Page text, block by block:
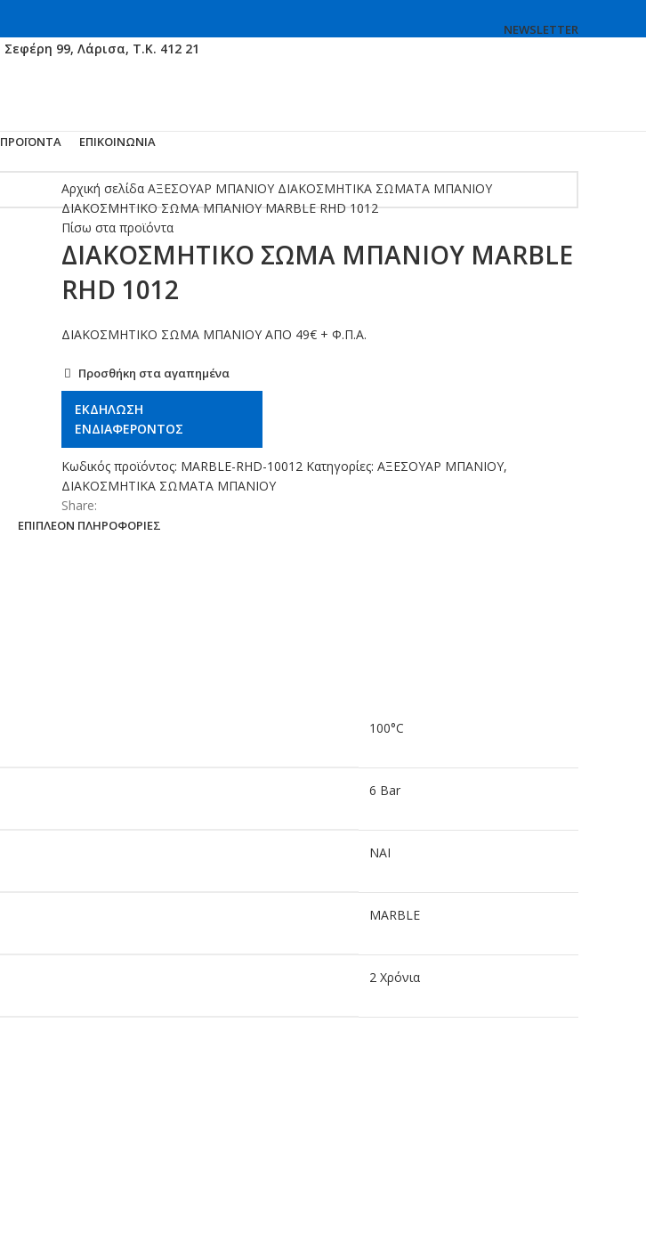
NEWSLETTER
Σεφέρη 99, Λάρισα, Τ.Κ. 412 21
ΠΡΟΪΟΝΤΑ ΕΠΙΚΟΙΝΩΝΙΑ
Αρχική σελίδα ΑΞΕΣΟΥΑΡ ΜΠΑΝΙΟΥ ΔΙΑΚΟΣΜΗΤΙΚΑ ΣΩΜΑΤΑ ΜΠΑΝΙΟΥ
ΔΙΑΚΟΣΜΗΤΙΚΟ ΣΩΜΑ ΜΠΑΝΙΟΥ MARBLE RHD 1012
Πίσω στα προϊόντα
ΔΙΑΚΟΣΜΗΤΙΚΟ ΣΩΜΑ ΜΠΑΝΙΟΥ MARBLE
RHD 1012
ΔΙΑΚΟΣΜΗΤΙΚΟ ΣΩΜΑ ΜΠΑΝΙΟΥ ΑΠΟ 49€ + Φ.Π.Α.
Προσθήκη στα αγαπημένα
ΕΚΔΗΛΩΣΗ
ΕΝΔΙΑΦΕΡΟΝΤΟΣ
Κωδικός προϊόντος: MARBLE-RHD-10012 Κατηγορίες: ΑΞΕΣΟΥΑΡ ΜΠΑΝΙΟΥ,
ΔΙΑΚΟΣΜΗΤΙΚΑ ΣΩΜΑΤΑ ΜΠΑΝΙΟΥ
Share:
ΕΠΙΠΛΈΟΝ ΠΛΗΡΟΦΟΡΊΕΣ
100°C
6 Bar
ΝΑΙ
MARBLE
2 Χρόνια